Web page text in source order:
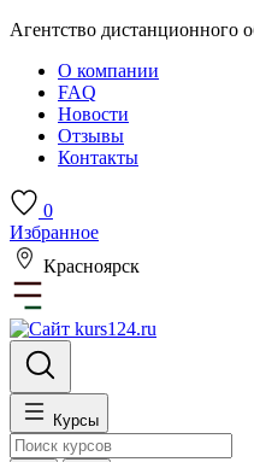
Агентство дистанционного
О компании
FAQ
Новости
Отзывы
Контакты
0
Избранное
Красноярск
Курсы